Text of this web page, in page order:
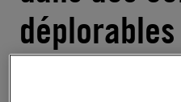
Samadov